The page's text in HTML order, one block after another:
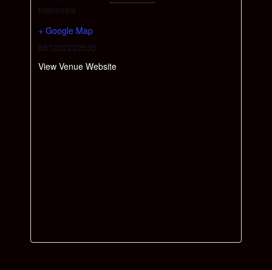
Indonesia
+ Google Map
081232222535
View Venue Website